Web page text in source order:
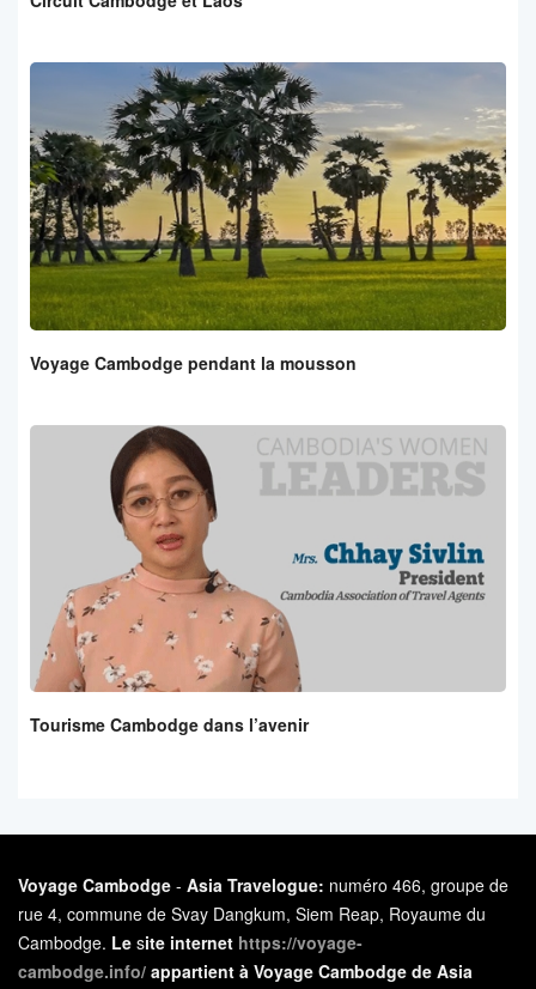
Voyage Cambodge pendant la mousson
Tourisme Cambodge dans l’avenir
Voyage Cambodge - Asia Travelogue: numéro 466, groupe de
rue 4, commune de Svay Dangkum, Siem Reap, Royaume du
Cambodge. Le site internet https://voyage-
cambodge.info/ appartient à Voyage Cambodge de Asia